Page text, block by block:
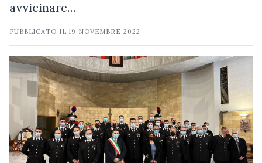
avvicinare…
PUBBLICATO IL19 NOVEMBRE 2022